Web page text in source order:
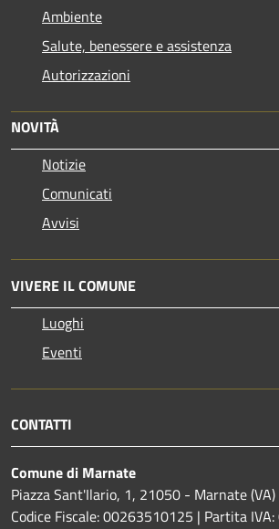
Ambiente
Salute, benessere e assistenza
Autorizzazioni
NOVITÀ
Notizie
Comunicati
Avvisi
VIVERE IL COMUNE
Luoghi
Eventi
CONTATTI
Comune di Marnate
Piazza Sant'Ilario, 1, 21050 - Marnate (VA)
Codice Fiscale: 00263510125 | Partita